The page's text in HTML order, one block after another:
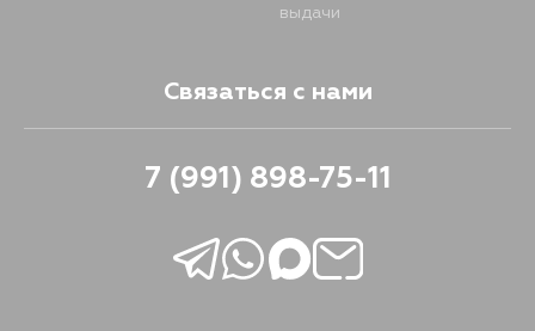
выдачи
Связаться с нами
7 (991) 898-75-11